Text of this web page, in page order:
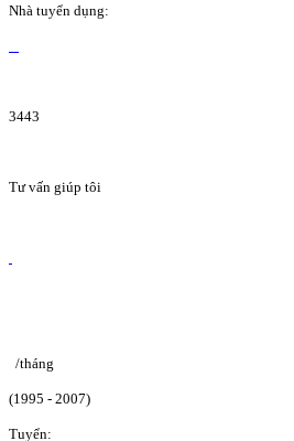
Nhà tuyển dụng:
3443
Tư vấn giúp tôi
/tháng
(1995 - 2007)
Tuyển: